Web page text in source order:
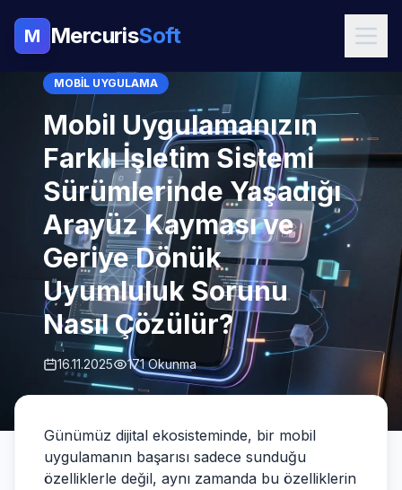
M MercurisSoft
MOBIL UYGULAMA
Mobil Uygulamanızın
Farklı İşletim Sistemi
Sürümlerinde Yaşadığı
Arayüz Kayması ve
Geriye Dönük
Uyumluluk Sorunu
Nasıl Çözülür?
16.11.2025 171 Okunma
Günümüz dijital ekosisteminde, bir mobil
uygulamanın başarısı sadece sunduğu
özelliklerle değil, aynı zamanda bu özelliklerin